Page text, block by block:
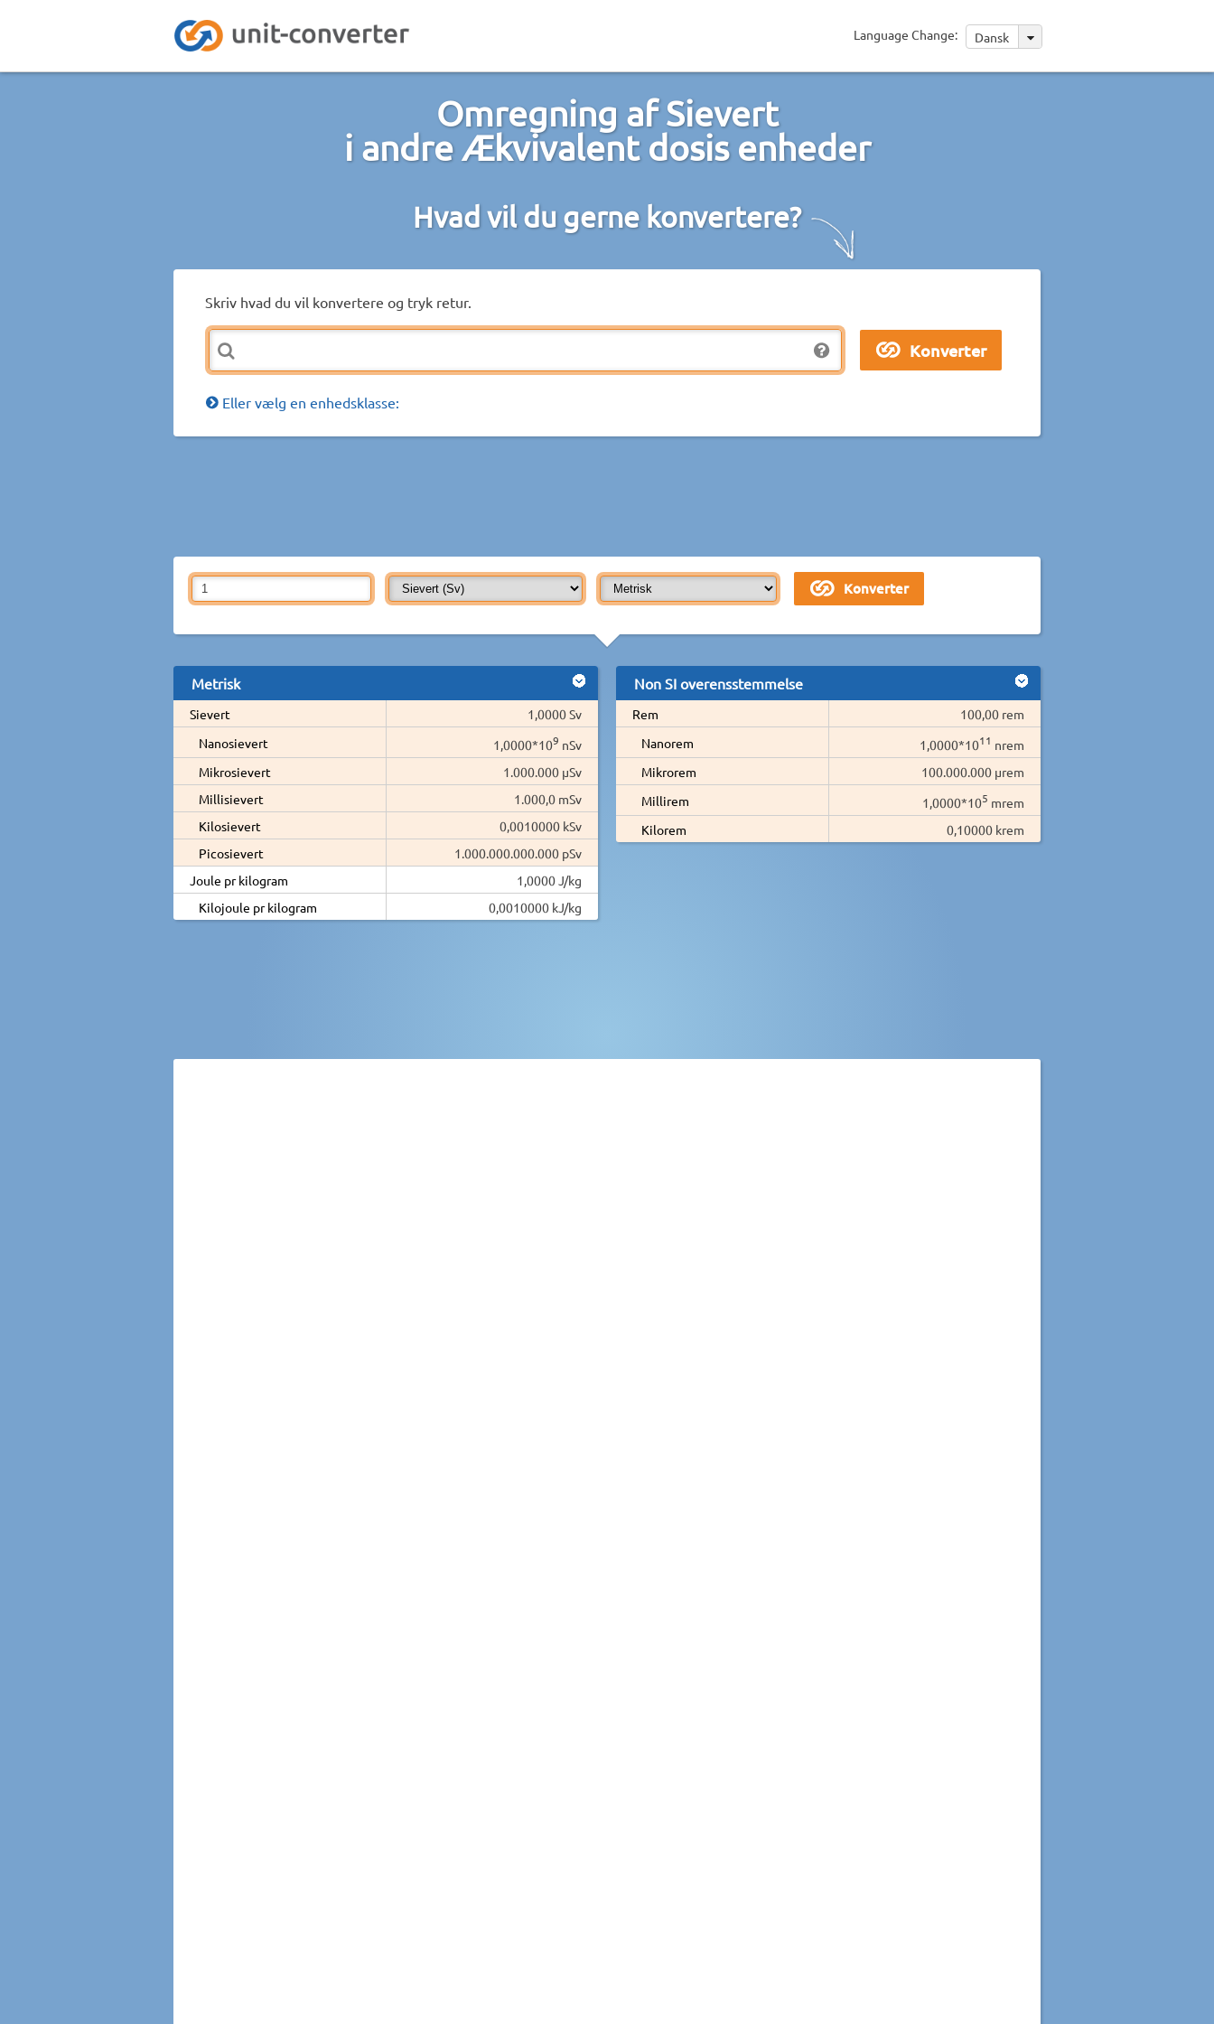
Language Change: Dansk
Omregning af Sievert
i andre Ækvivalent dosis enheder
Hvad vil du gerne konvertere?
Skriv hvad du vil konvertere og tryk retur.
Eller vælg en enhedsklasse:
Metrisk
Sievert
1,0000 Sv
Nanosievert
1,0000*109 nSv
Mikrosievert
1.000.000 µSv
Millisievert
1.000,0 mSv
Kilosievert
0,0010000 kSv
Picosievert
1.000.000.000.000 pSv
Joule pr kilogram
1,0000 J/kg
Kilojoule pr kilogram
0,0010000 kJ/kg
Non SI overensstemmelse
Rem
100,00 rem
Nanorem
1,0000*1011 nrem
Mikrorem
100.000.000 µrem
Millirem
1,0000*105 mrem
Kilorem
0,10000 krem